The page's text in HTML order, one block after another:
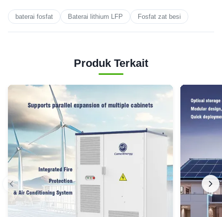
baterai fosfat Baterai lithium LFP Fosfat zat besi
Produk Terkait